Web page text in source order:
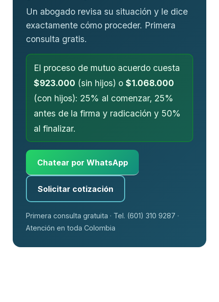
Un abogado revisa su situación y le dice
exactamente cómo proceder. Primera
consulta gratis.
El proceso de mutuo acuerdo cuesta
$923.000 (sin hijos) o $1.068.000
(con hijos): 25% al comenzar, 25%
antes de la firma y radicación y 50%
al finalizar.
Chatear por WhatsApp
Solicitar cotización
Primera consulta gratuita · Tel. (601) 310 9287 ·
Atención en toda Colombia